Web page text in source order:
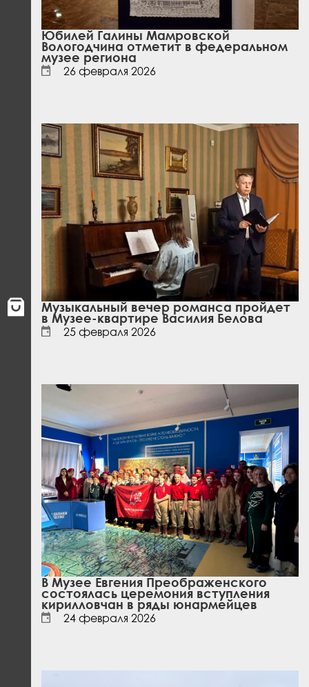
Юбилей Галины Мамровской
Вологодчина отметит в федеральном
музее региона
26 февраля 2026
Музыкальный вечер романса пройдет
в Музее-квартире Василия Белова
25 февраля 2026
В Музее Евгения Преображенского
состоялась церемония вступления
кирилловчан в ряды юнармейцев
24 февраля 2026